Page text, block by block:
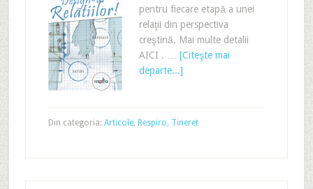
pentru fiecare etapă a unei
relaţii din perspectiva
creştină. Mai multe detalii
AICI . … [Citeşte mai
departe...]
Din categoria: Articole, Respiro, Tineret